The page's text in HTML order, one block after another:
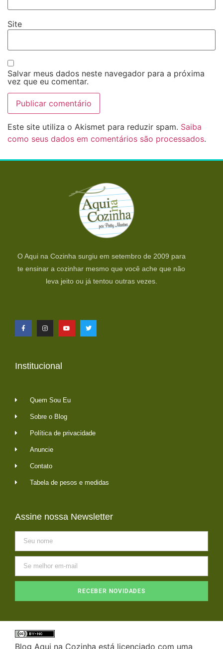
Site
Salvar meus dados neste navegador para a próxima
vez que eu comentar.
Este site utiliza o Akismet para reduzir spam. Saiba
como seus dados em comentários são processados.
O Aqui na Cozinha surgiu em setembro de 2009 para
te ensinar a cozinhar mesmo que você ache que não
leva jeito ou já tentou outras vezes.
Institucional
Quem Sou Eu
Sobre o Blog
Política de privacidade
Anuncie
Contato
Tabela de pesos e medidas
Assine nossa Newsletter
RECEBER NOVIDADES
Blog Aqui na Cozinha está licenciado com uma